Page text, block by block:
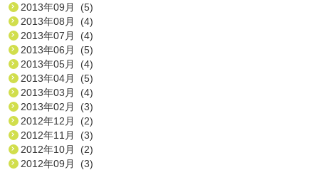
2013年09月 (5)
2013年08月 (4)
2013年07月 (4)
2013年06月 (5)
2013年05月 (4)
2013年04月 (5)
2013年03月 (4)
2013年02月 (3)
2012年12月 (2)
2012年11月 (3)
2012年10月 (2)
2012年09月 (3)